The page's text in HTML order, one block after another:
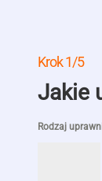
Krok 1/5
Jakie
Rodzaj